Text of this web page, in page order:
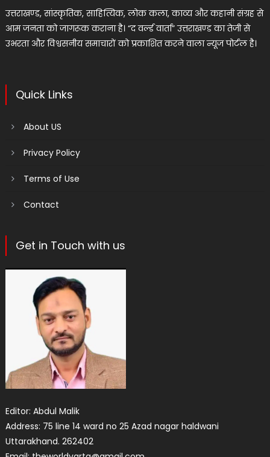
उत्तराखण्ड, सांस्कृतिक, साहित्यिक, लोक कला, काव्य और कहानी संग्रह से
आम जनता को जागरूक कराना है। “द वर्ल्ड वार्ता” उत्तराखण्ड का तेजी से
उभरता और विश्वसनीय समाचारों को प्रकाशित करने वाला न्यूज पोर्टल है।
Quick Links
About US
Privacy Policy
Terms of Use
Contact
Get in Touch with us
Editor: Abdul Malik
Address: 75 line 14 ward no 25 Azad nagar haldwani
Uttarakhand. 262402